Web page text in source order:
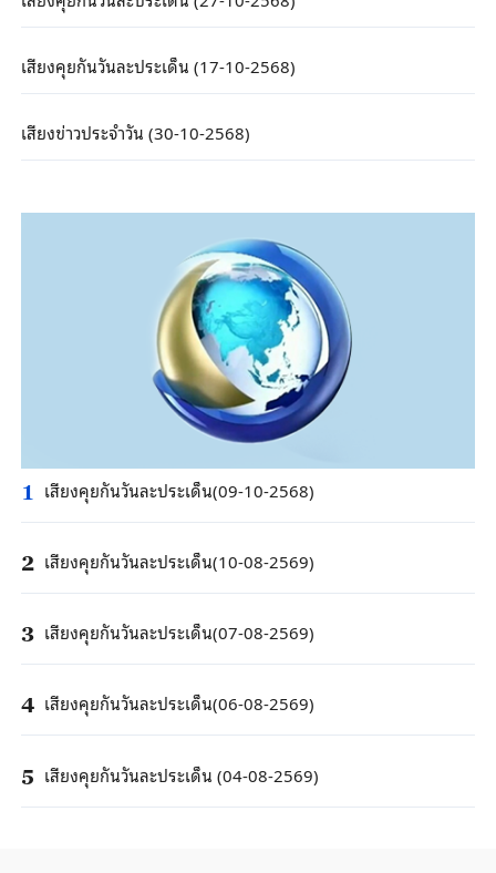
เสียงคุยกันวันละประเด็น (17-10-2568)
เสียงข่าวประจำวัน (30-10-2568)
1 เสียงคุยกันวันละประเด็น(09-10-2568)
2 เสียงคุยกันวันละประเด็น(10-08-2569)
3 เสียงคุยกันวันละประเด็น(07-08-2569)
4 เสียงคุยกันวันละประเด็น(06-08-2569)
5 เสียงคุยกันวันละประเด็น (04-08-2569)